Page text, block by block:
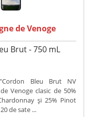
de Venoge
Brut - 750 mL
"Cordon Bleu Brut NV
Venoge clasic de 50%
și 25% Pinot
de sate ...